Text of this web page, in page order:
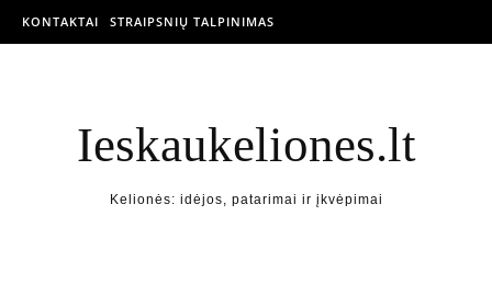
KONTAKTAI STRAIPSNIŲ TALPINIMAS
Ieskaukeliones.lt
Kelionės: idėjos, patarimai ir įkvėpimai